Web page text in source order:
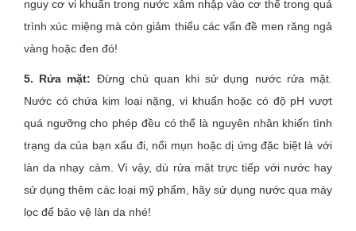
nguy cơ vi khuẩn trong nước xâm nhập vào cơ thể trong quá
trình xúc miệng mà còn giảm thiểu các vấn đề men răng ngả
vàng hoặc đen đó!
5. Rửa mặt: Đừng chủ quan khi sử dụng nước rửa mặt.
Nước có chứa kim loại nặng, vi khuẩn hoặc có độ pH vượt
quá ngưỡng cho phép đều có thể là nguyên nhân khiến tình
trạng da của bạn xấu đi, nổi mụn hoặc dị ứng đặc biệt là với
làn da nhạy cảm. Vì vậy, dù rửa mặt trực tiếp với nước hay
sử dụng thêm các loại mỹ phẩm, hãy sử dụng nước qua máy
lọc để bảo vệ làn da nhé!